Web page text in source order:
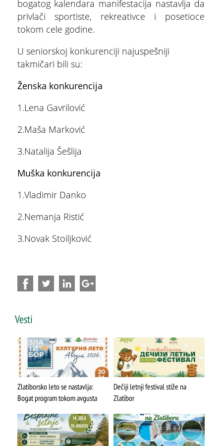
bogatog kalendara manifestacija nastavlja da
privlači sportiste, rekreativce i posetioce
tokom cele godine.
U seniorskoj konkurenciji najuspešniji
takmičari bili su:
Ženska konkurencija
1.Lena Gavrilović
2.Maša Marković
3.Natalija Šešlija
Muška konkurencija
1.Vladimir Danko
2.Nemanja Ristić
3.Novak Stoiljković
Vesti
Zlatiborsko leto se nastavlja:
Bogat program tokom avgusta
Dečiji letnji festival stiže na
Zlatibor
Multimedijalna fontana
Stopića pećina